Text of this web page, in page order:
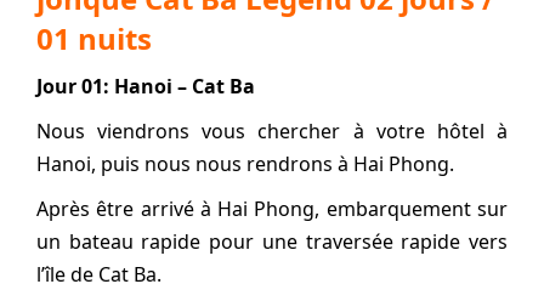
01 nuits
Jour 01: Hanoi – Cat Ba
Nous viendrons vous chercher à votre hôtel à
Hanoi, puis nous nous rendrons à Hai Phong.
Après être arrivé à Hai Phong, embarquement sur
un bateau rapide pour une traversée rapide vers
l’île de Cat Ba.